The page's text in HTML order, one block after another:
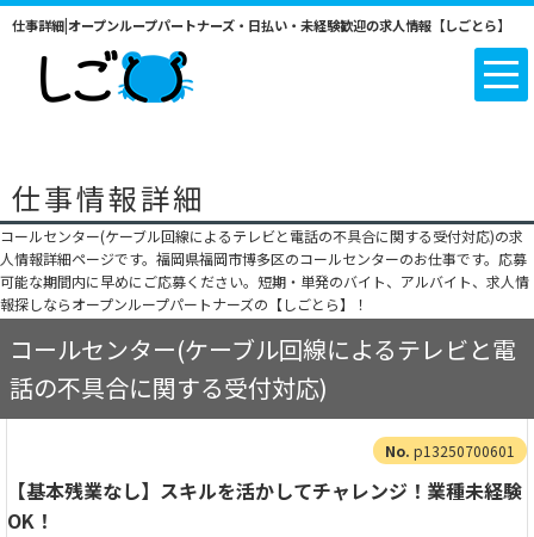
仕事詳細|オープンループパートナーズ・日払い・未経験歓迎の求人情報【しごとら】
仕事情報詳細
コールセンター(ケーブル回線によるテレビと電話の不具合に関する受付対応)の求
人情報詳細ページです。福岡県福岡市博多区のコールセンターのお仕事です。応募
可能な期間内に早めにご応募ください。短期・単発のバイト、アルバイト、求人情
報探しならオープンループパートナーズの【しごとら】！
コールセンター(ケーブル回線によるテレビと電
話の不具合に関する受付対応)
p13250700601
【基本残業なし】スキルを活かしてチャレンジ！業種未経験
OK！